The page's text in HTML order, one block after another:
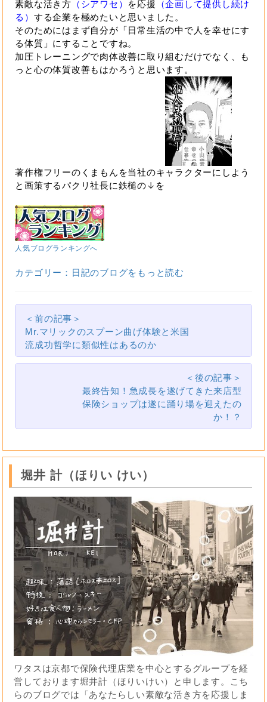
素敵な活き方 （シアワセ） を応援 （企画して提供し続け
る） する企業を極めたいと思いました。
そのためにはまず自分が「日常生活の中で人を幸せにす
る体質」にすることですね。
加圧トレーニングで肉体改善に取り組むだけでなく、も
っと心の体質改善もはかろうと思います。
著作権フリーのくまもんを当社のキャラクターにしよう
と画策するパクリ社長に鉄槌の↓を
人気ブログランキングへ
カテゴリー：日記のブログをもっと読む
＜前の記事＞
Mr.マリックのスプーン曲げ体験と米国
流成功哲学に類似性はあるのか
＜後の記事＞
最終告知！急成長を遂げてきた来店型
保険ショップは遂に踊り場を迎えたの
か！？
堀井 計（ほりい けい）
ワタスは京都で保険代理店業を中心とするグループを経
営しております堀井計（ほりいけい）と申します。こち
らのブログでは「あなたらしい素敵な活き方を応援しま